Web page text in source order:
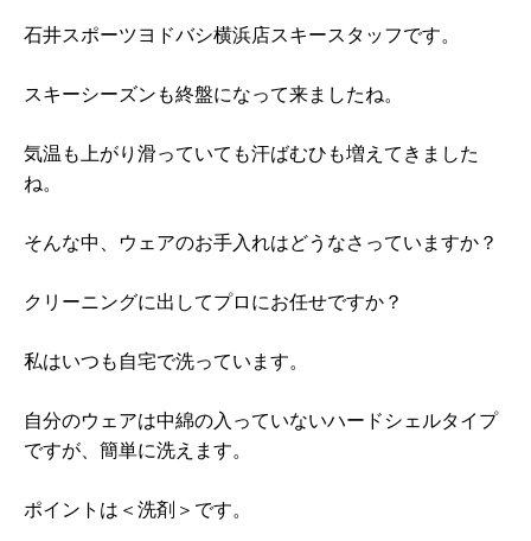
石井スポーツヨドバシ横浜店スキースタッフです。
スキーシーズンも終盤になって来ましたね。
気温も上がり滑っていても汗ばむひも増えてきました
ね。
そんな中、ウェアのお手入れはどうなさっていますか？
クリーニングに出してプロにお任せですか？
私はいつも自宅で洗っています。
自分のウェアは中綿の入っていないハードシェルタイプ
ですが、簡単に洗えます。
ポイントは＜洗剤＞です。